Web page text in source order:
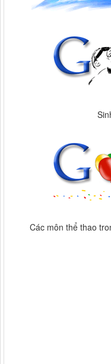
Các môn thể thao